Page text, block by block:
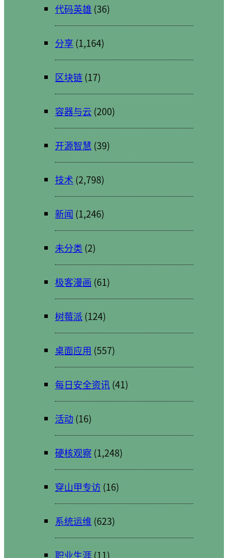
代码英雄 (36)
分享 (1,164)
区块链(17)
容器与云 (200)
开源智慧 (39)
技术 (2,798)
新闻 (1,246)
未分类 (2)
极客漫画 (61)
树莓派 (124)
桌面应用 (557)
每日安全资讯(41)
活动 (16)
硬核观察 (1,248)
穿山甲专访(16)
系统运维 (623)
职业生涯(11)